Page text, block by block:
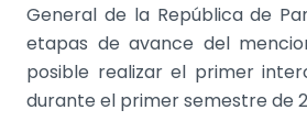
General de la República de
etapas de avance del
posible realizar el primer
durante el primer semestre de